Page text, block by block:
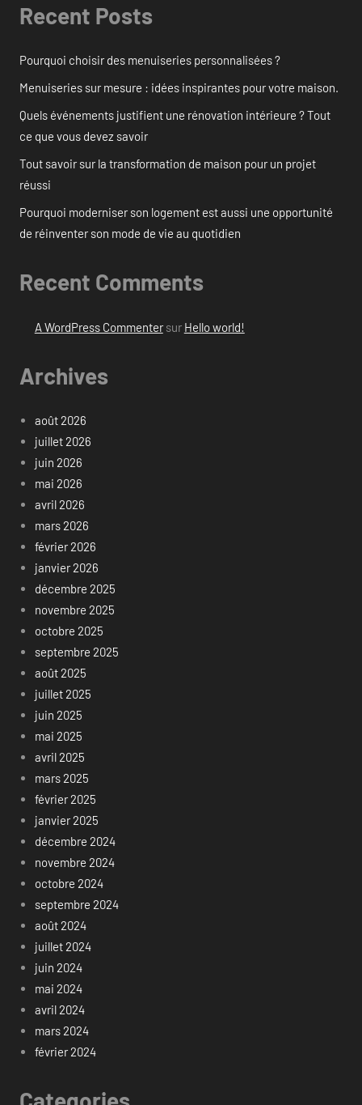
Recent Posts
Pourquoi choisir des menuiseries personnalisées ?
Menuiseries sur mesure : idées inspirantes pour votre maison.
Quels événements justifient une rénovation intérieure ? Tout
ce que vous devez savoir
Tout savoir sur la transformation de maison pour un projet
réussi
Pourquoi moderniser son logement est aussi une opportunité
de réinventer son mode de vie au quotidien
Recent Comments
A WordPress Commentersur Hello world!
Archives
août 2026
juillet 2026
juin 2026
mai 2026
avril 2026
mars 2026
février 2026
janvier 2026
décembre 2025
novembre 2025
octobre 2025
septembre 2025
août 2025
juillet 2025
juin 2025
mai 2025
avril 2025
mars 2025
février 2025
janvier 2025
décembre 2024
novembre 2024
octobre 2024
septembre 2024
août 2024
juillet 2024
juin 2024
mai 2024
avril 2024
mars 2024
février 2024